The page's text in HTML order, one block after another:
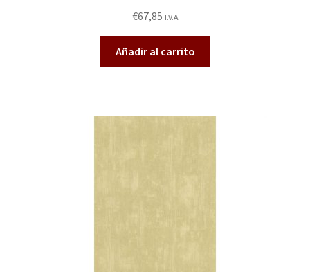
3.40
de 5
€67,85 I.V.A
Añadir al carrito